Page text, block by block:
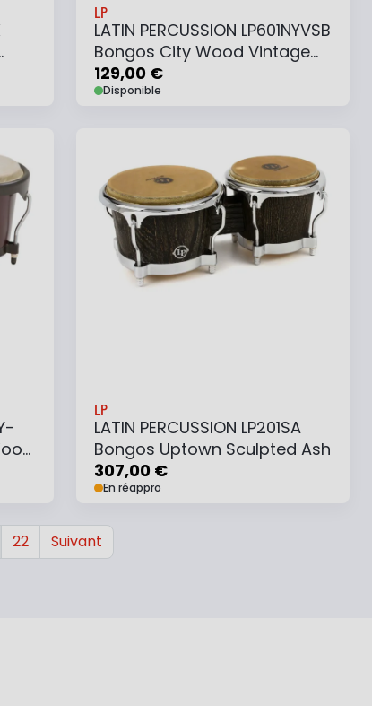
LP
LATIN PERCUSSION LP601NYVSB
Bongos City Wood Vintage
Sunburst
129,00 €
Disponible
Ajouter au panier
LP
LATIN PERCUSSION LP201SA
Bongos Uptown Sculpted Ash
307,00 €
En réappro
22 Suivant